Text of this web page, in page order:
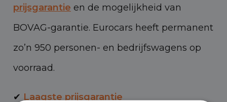
prijsgarantie en de mogelijkheid van
BOVAG-garantie. Eurocars heeft permanent
zo’n 950 personen- en bedrijfswagens op
voorraad.
✔ Laagste prijsgarantie